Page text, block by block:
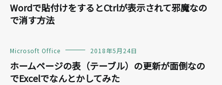
Wordで貼付けをするとCtrlが表示されて邪魔なの
で消す方法
Microsoft Office 2018年5月24日
ホームページの表（テーブル）の更新が面倒なの
でExcelでなんとかしてみた